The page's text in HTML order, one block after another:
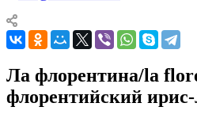
Ла флорентина/la
флорентийский ирис-